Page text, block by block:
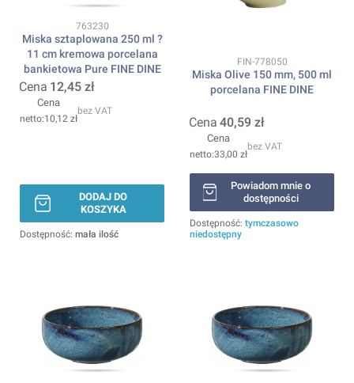
Kod produktu
763230
Miska sztaplowana 250 ml ?
11 cm kremowa porcelana
bankietowa Pure FINE DINE
Cena 12,45 zł
Cena
10,12 zł
bez VAT
DODAJ DO
KOSZYKA
Dostępność: mała ilość
Kod produktu
FIN-778050
Miska Olive 150 mm, 500 ml
porcelana FINE DINE
Cena 40,59 zł
Cena
33,00 zł
bez VAT
Powiadom mnie o
dostępności
Dostępność: tymczasowo
niedostępny